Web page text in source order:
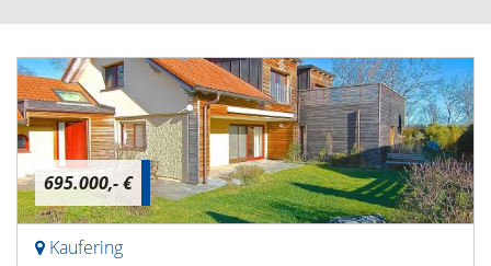
695.000,- €
Kaufering